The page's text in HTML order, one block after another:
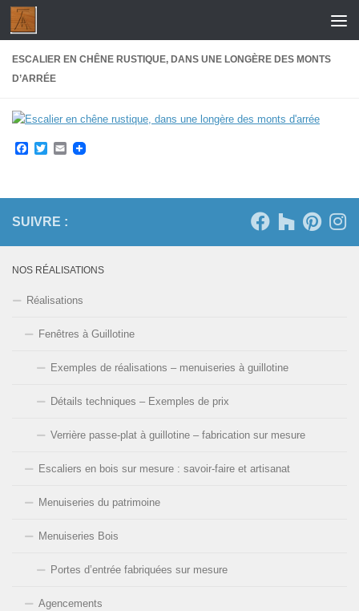
Skip to content
ESCALIER EN CHÊNE RUSTIQUE, DANS UNE LONGÈRE DES MONTS
D’ARRÉE
Facebook
Twitter
Email
SUIVRE :
NOS RÉALISATIONS
Réalisations
Fenêtres à Guillotine
Exemples de réalisations – menuiseries à guillotine
Détails techniques – Exemples de prix
Verrière passe-plat à guillotine – fabrication sur mesure
Escaliers en bois sur mesure : savoir-faire et artisanat
Menuiseries du patrimoine
Menuiseries Bois
Portes d’entrée fabriquées sur mesure
Agencements